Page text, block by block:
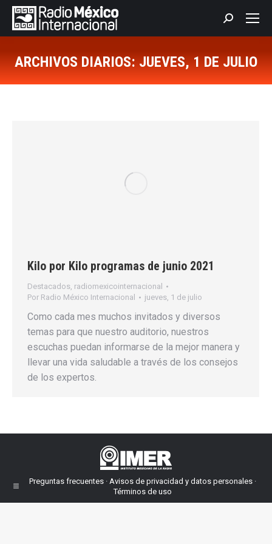
Buscar:
ARCHIVOS DIARIOS:JUEVES, 1 DE JULIO
Kilo por Kilo programas de junio 2021
Destacados radiomexicointernacional
Por Radio México Internacional jueves, 1 de julio
Como cada mes muchos invitados y diversos
temas para que nuestro auditorio, nuestros
escuchas puedan informarse de la mejor manera y
llevar una vida saludable a través de los consejos
de los expertos.
Preguntas frecuentes · Avisos de privacidad y datos personales ·
Términos de uso